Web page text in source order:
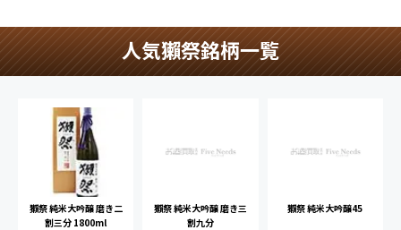
人気獺祭銘柄一覧
獺祭 純米大吟醸 磨き二
割三分 1800ml
獺祭 純米大吟醸 磨き三
割九分
獺祭 純米大吟醸45